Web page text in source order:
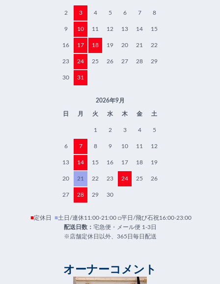
2 3 4 5 6 7 8
9 10 11 12 13 14 15
16 17 18 19 20 21 22
23 24 25 26 27 28 29
30 31
2026年9月
日 月 火 水 木 金 土
1 2 3 4 5
6 7 8 9 10 11 12
13 14 15 16 17 18 19
20 21 22 23 24 25 26
27 28 29 30
■定休日 ■土日/連休11:00-21:00 □平日/飛び石祝16:00-23:00
配送日数： 宅急便・メール便 1-3日
※店舗定休日以外、365日毎日配送
オーナーコメント